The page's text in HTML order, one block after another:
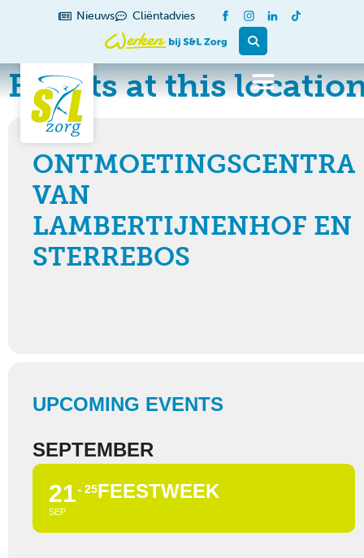
Nieuws Cliëntadvies
Events at this
ONTMOETINGSCENTRA
VAN
LAMBERTIJNENHOF EN
STERREBOS
UPCOMING EVENTS
SEPTEMBER
21
SEP
25FEESTWEEK